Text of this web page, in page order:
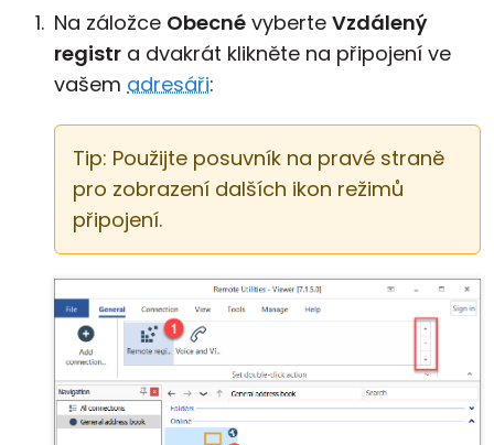
Na záložce Obecné vyberte Vzdálený
registr a dvakrát klikněte na připojení ve
vašem adresáři:
Tip: Použijte posuvník na pravé straně
pro zobrazení dalších ikon režimů
připojení.